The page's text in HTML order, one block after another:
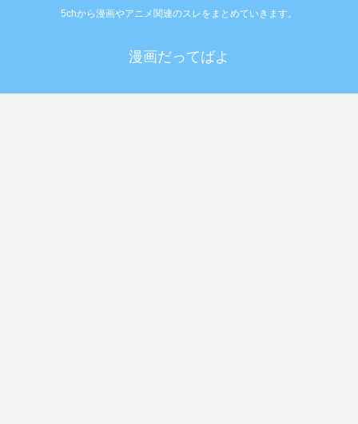
5chから漫画やアニメ関連のスレをまとめていきます。
漫画だってばよ